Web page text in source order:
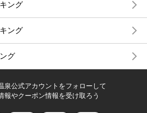
ング
ング
グ
泉公式アカウントをフォローして
報やクーポン情報を受け取ろう